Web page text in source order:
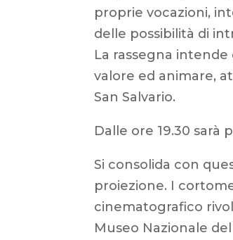
proprie vocazioni,
delle possibilità di
La rassegna
valore ed animare,
San Salvario.
Dalle ore 19.30 sarà
Si consolida con
proiezione. I
cinematografico
Museo Nazionale